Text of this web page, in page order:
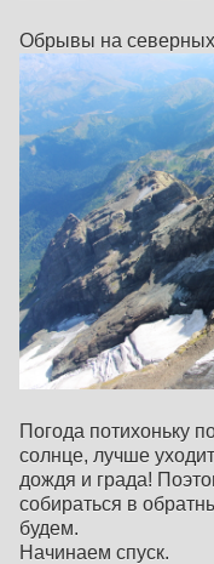
Обрывы на северных
Погода потихоньку
солнце, лучше
дождя и града!
собираться в
будем.
Начинаем спуск.